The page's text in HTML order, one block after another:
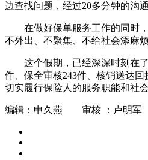
边查找问题，经过20多分钟的沟
在做好保单服务工作的同时
不外出、不聚集、不给社会添麻
这个假期，已经深深时刻在
件、保全审核243件、核销送达
切实履行保险人的服务职能和社会
编辑：申久燕 审核 ：卢明军